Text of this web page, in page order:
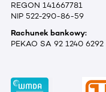
REGON 141667781
NIP 522-290-86-59
Rachunek bankowy:
PEKAO SA 92 1240